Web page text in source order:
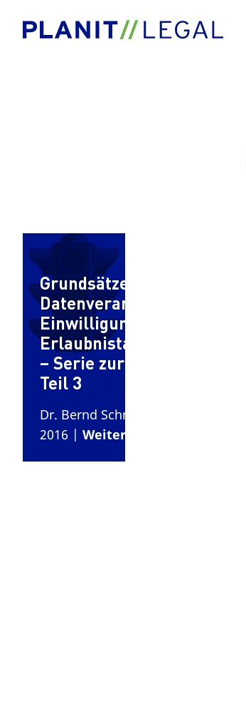
Grundsätze zur
Datenverarbeitung,
Einwilligung und
Erlaubnistatbestände
– Serie zur DSGVO,
Teil 3
Dr. Bernd Schmidt
2016 | Weiterlesen